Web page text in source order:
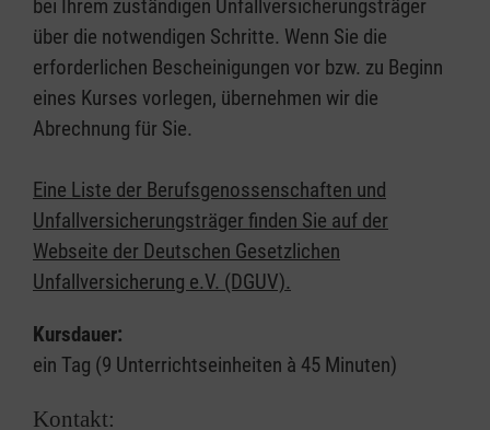
bei Ihrem zuständigen Unfallversicherungsträger
über die notwendigen Schritte. Wenn Sie die
erforderlichen Bescheinigungen vor bzw. zu Beginn
eines Kurses vorlegen, übernehmen wir die
Abrechnung für Sie.
Eine Liste der Berufsgenossenschaften und
Unfallversicherungsträger finden Sie auf der
Webseite der Deutschen Gesetzlichen
Unfallversicherung e.V. (DGUV).
Kursdauer:
ein Tag (9 Unterrichtseinheiten à 45 Minuten)
Kontakt: